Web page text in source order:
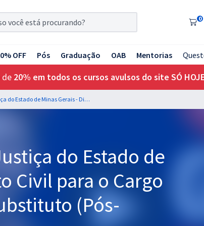
0
OFF Pós Graduação OAB Mentorias
de 20% em todos os cursos avulsos do site SÓ
TJMG - Tribunal de Justiça do Estado de Minas Gerais - Direito Civil para o Cargo de Juiz de Direito Substituto (Pós-Edital)
do Estado de
Civil para o Cargo
(Pós-